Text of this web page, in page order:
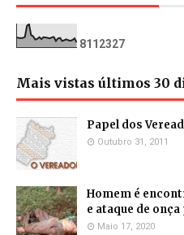
81 1 2327
Mais vistas últimos 30
Papel dos
Outubro 31, 2011
Homem é
e ataque de
Maio 17, 2020